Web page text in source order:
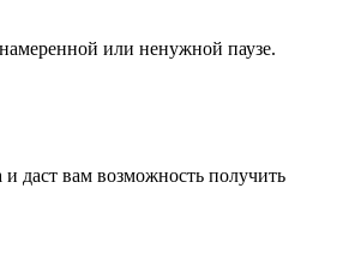
или ненужной паузе.
и даст вам возможность получить